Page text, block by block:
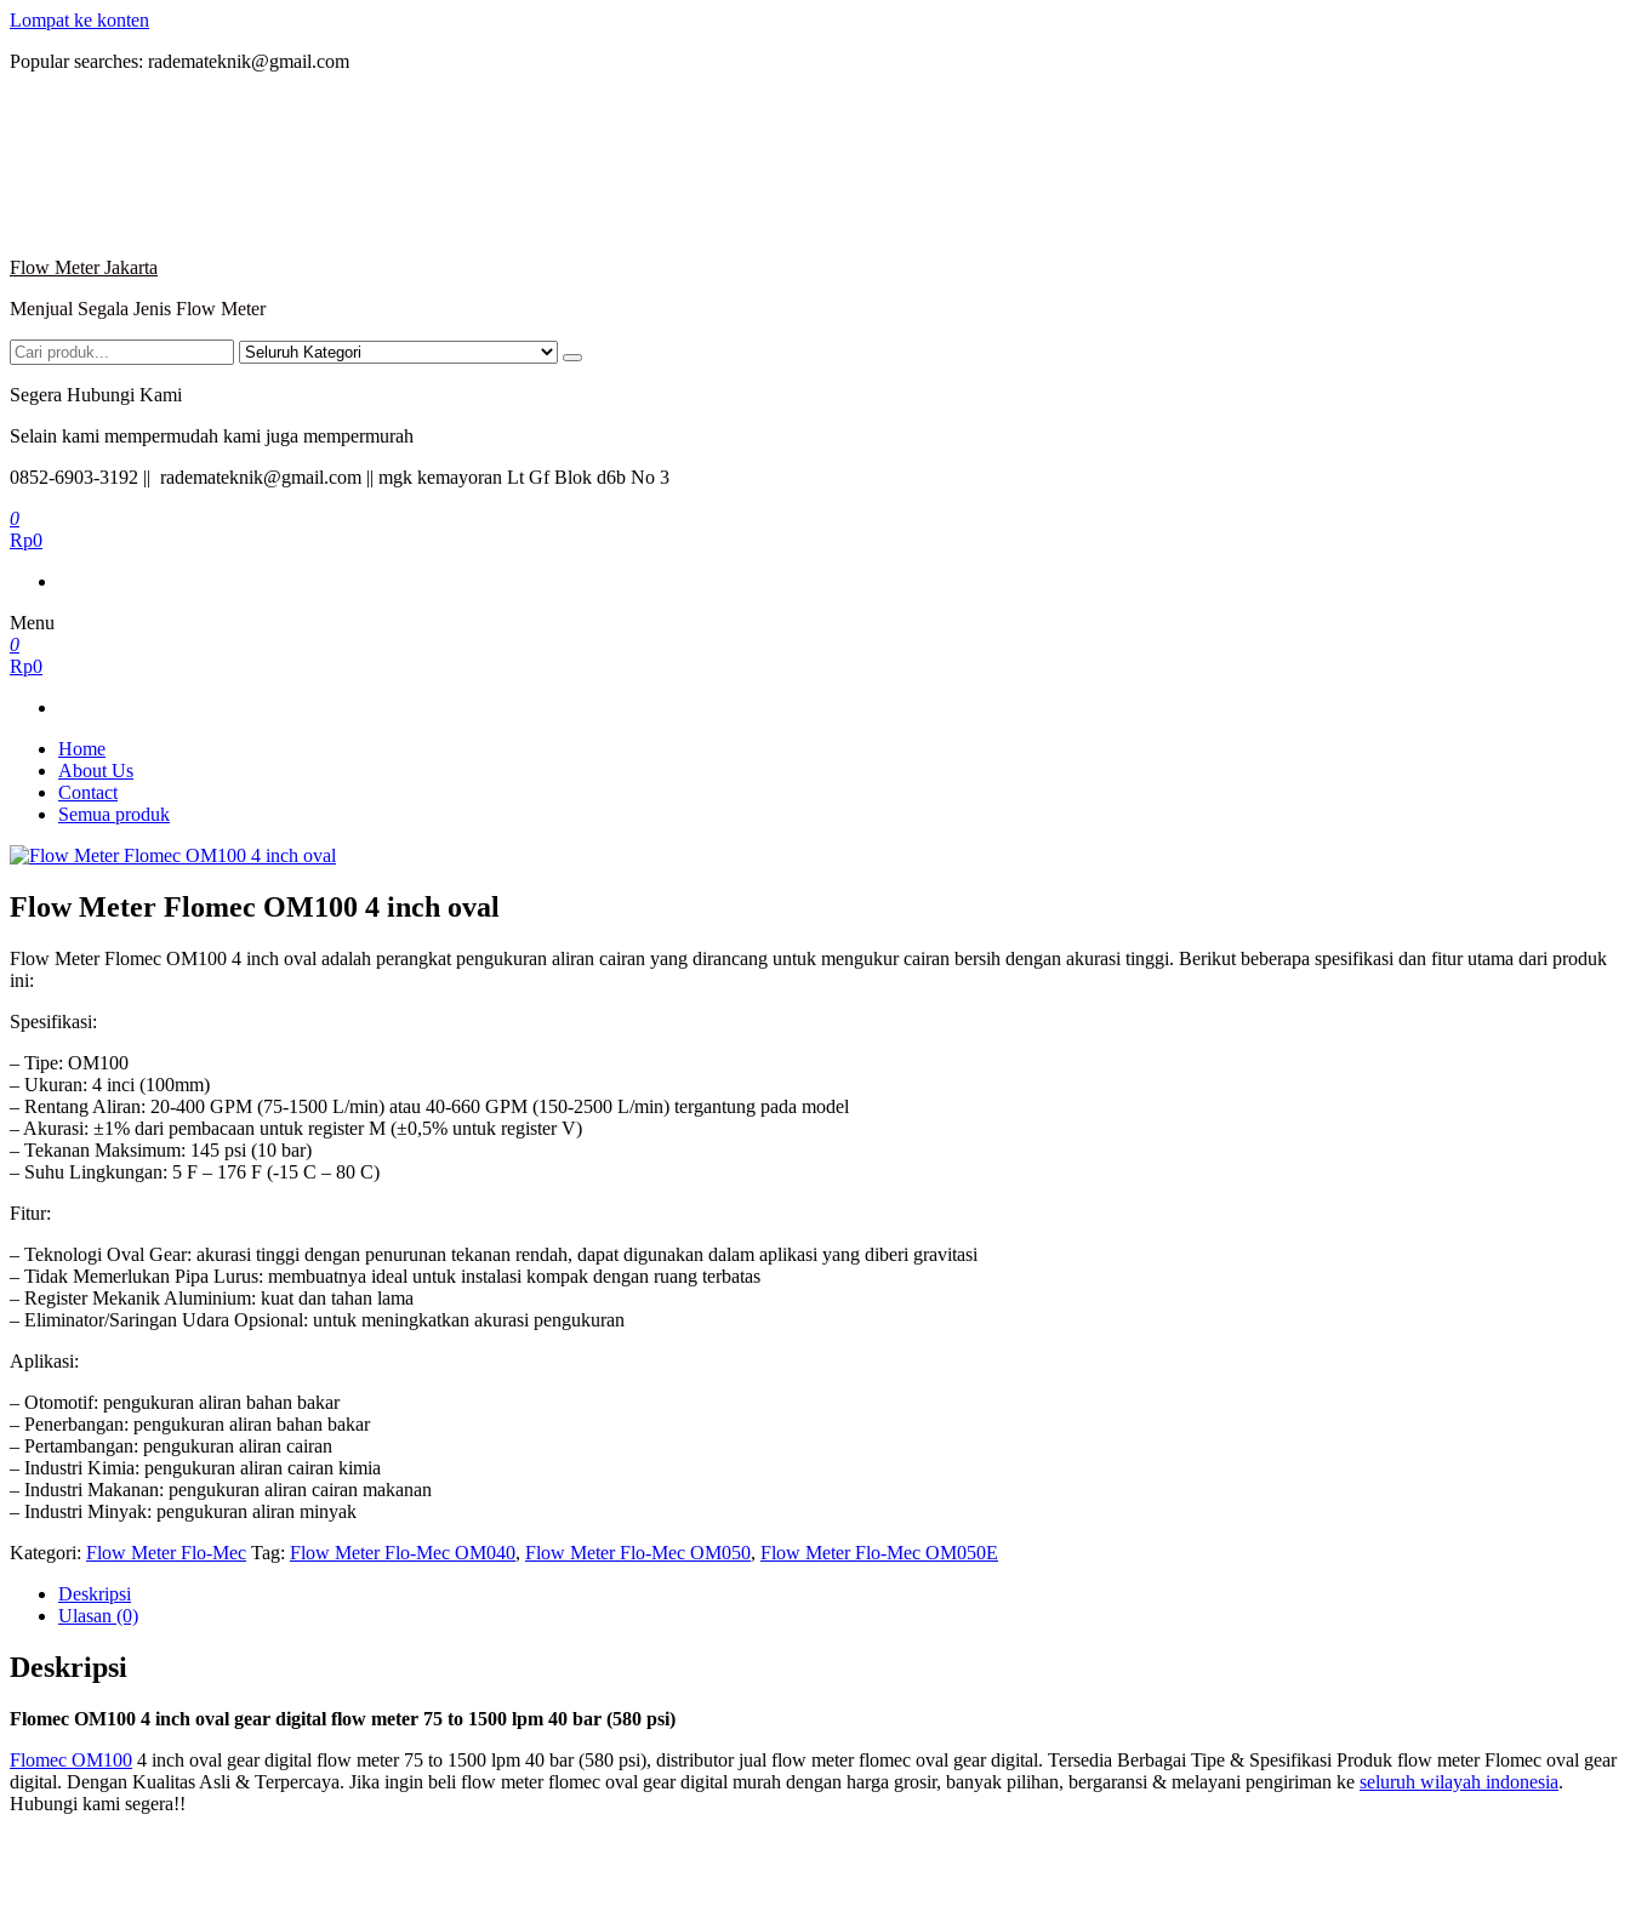
Lompat ke konten
Popular searches: rademateknik@gmail.com
Flow Meter Jakarta
Menjual Segala Jenis Flow Meter
Segera Hubungi Kami
Selain kami mempermudah kami juga mempermurah
0852-6903-3192 || rademateknik@gmail.com || mgk kemayoran Lt Gf Blok d6b No 3
0
Rp0
Menu
0
Rp0
Home
About Us
Contact
Semua produk
Flow Meter Flomec OM100 4 inch oval
Flow Meter Flomec OM100 4 inch oval adalah perangkat pengukuran aliran cairan yang dirancang untuk mengukur cairan bersih dengan akurasi tinggi. Berikut beberapa spesifikasi dan fitur utama dari produk
ini:
Spesifikasi:
– Tipe: OM100
– Ukuran: 4 inci (100mm)
– Rentang Aliran: 20-400 GPM (75-1500 L/min) atau 40-660 GPM (150-2500 L/min) tergantung pada model
– Akurasi: ±1% dari pembacaan untuk register M (±0,5% untuk register V)
– Tekanan Maksimum: 145 psi (10 bar)
– Suhu Lingkungan: 5 F – 176 F (-15 C – 80 C)
Fitur:
– Teknologi Oval Gear: akurasi tinggi dengan penurunan tekanan rendah, dapat digunakan dalam aplikasi yang diberi gravitasi
– Tidak Memerlukan Pipa Lurus: membuatnya ideal untuk instalasi kompak dengan ruang terbatas
– Register Mekanik Aluminium: kuat dan tahan lama
– Eliminator/Saringan Udara Opsional: untuk meningkatkan akurasi pengukuran
Aplikasi:
– Otomotif: pengukuran aliran bahan bakar
– Penerbangan: pengukuran aliran bahan bakar
– Pertambangan: pengukuran aliran cairan
– Industri Kimia: pengukuran aliran cairan kimia
– Industri Makanan: pengukuran aliran cairan makanan
– Industri Minyak: pengukuran aliran minyak
Kategori: Flow Meter Flo-Mec Tag: Flow Meter Flo-Mec OM040, Flow Meter Flo-Mec OM050, Flow Meter Flo-Mec OM050E
Deskripsi
Ulasan (0)
Deskripsi
Flomec OM100 4 inch oval gear digital flow meter 75 to 1500 lpm 40 bar (580 psi)
Flomec OM100 4 inch oval gear digital flow meter 75 to 1500 lpm 40 bar (580 psi), distributor jual flow meter flomec oval gear digital. Tersedia Berbagai Tipe & Spesifikasi Produk flow meter Flomec oval gear
digital. Dengan Kualitas Asli & Terpercaya. Jika ingin beli flow meter flomec oval gear digital murah dengan harga grosir, banyak pilihan, bergaransi & melayani pengiriman ke seluruh wilayah indonesia.
Hubungi kami segera!!